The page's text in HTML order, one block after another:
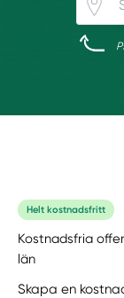
Helt kostnadsfritt
Kostnadsfria
län
Skapa en